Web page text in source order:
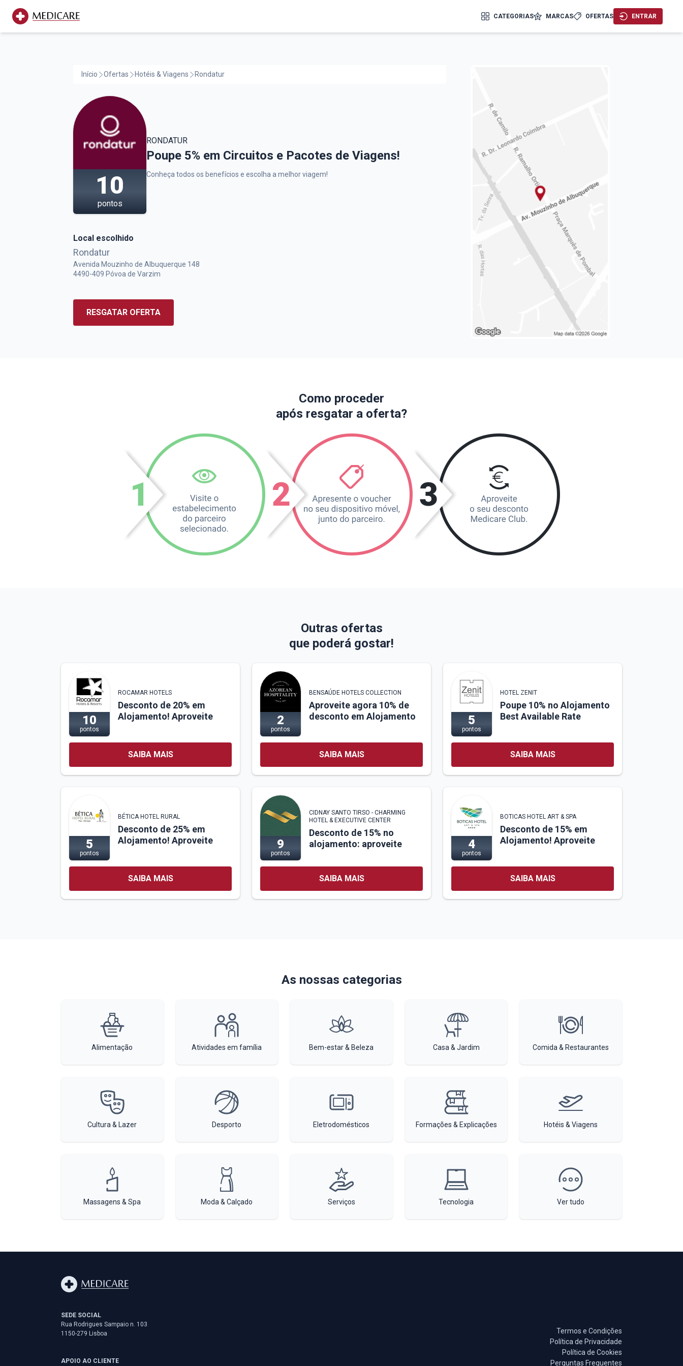
CATEGORIAS MARCAS OFERTAS ENTRAR
Início Ofertas Hotéis & Viagens Rondatur
10
pontos
RONDATUR
Rondatur,
Poupe 5% em Circuitos e Pacotes de Viagens!
Conheça todos os benefícios e escolha a melhor viagem!
Local escolhido
Rondatur
Avenida Mouzinho de Albuquerque 148
4490-409 Póvoa de Varzim
RESGATAR OFERTA
Como proceder
após resgatar a oferta?
Outras ofertas
que poderá gostar!
10
pontos
ROCAMAR HOTELS
Desconto de 20% em
Alojamento! Aproveite
SAIBA MAIS
2
pontos
BENSAÚDE HOTELS COLLECTION
Aproveite agora 10% de
desconto em Alojamento
SAIBA MAIS
5
pontos
HOTEL ZENIT
Poupe 10% no Alojamento
Best Available Rate
SAIBA MAIS
5
pontos
BÉTICA HOTEL RURAL
Desconto de 25% em
Alojamento! Aproveite
SAIBA MAIS
9
pontos
CIDNAY SANTO TIRSO - CHARMING
HOTEL & EXECUTIVE CENTER
Desconto de 15% no
alojamento: aproveite
SAIBA MAIS
4
pontos
BOTICAS HOTEL ART & SPA
Desconto de 15% em
Alojamento! Aproveite
SAIBA MAIS
As nossas categorias
Alimentação Atividades em família Bem-estar & Beleza Casa & Jardim Comida & Restaurantes
Cultura & Lazer Desporto Eletrodomésticos Formações & Explicações Hotéis & Viagens
Massagens & Spa Moda & Calçado Serviços Tecnologia Ver tudo
Termos e Condições
Política de Privacidade
Política de Cookies
Perguntas Frequentes
SEDE SOCIAL
Rua Rodrigues Sampaio n. 103
1150-279 Lisboa
APOIO AO CLIENTE